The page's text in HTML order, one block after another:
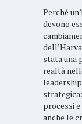
Perché
devono
stata una
realtà
processi
anche le